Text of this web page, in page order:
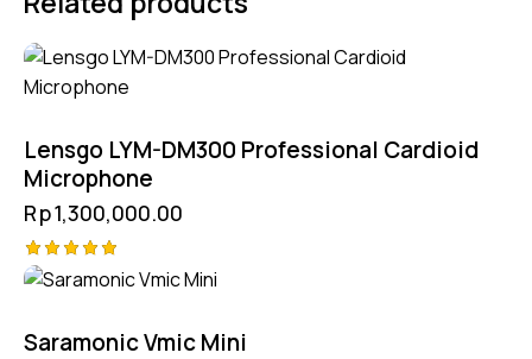
Lensgo LYM-DM300 Professional Cardioid
Microphone
Rp1,300,000.00
Rated
Saramonic Vmic Mini